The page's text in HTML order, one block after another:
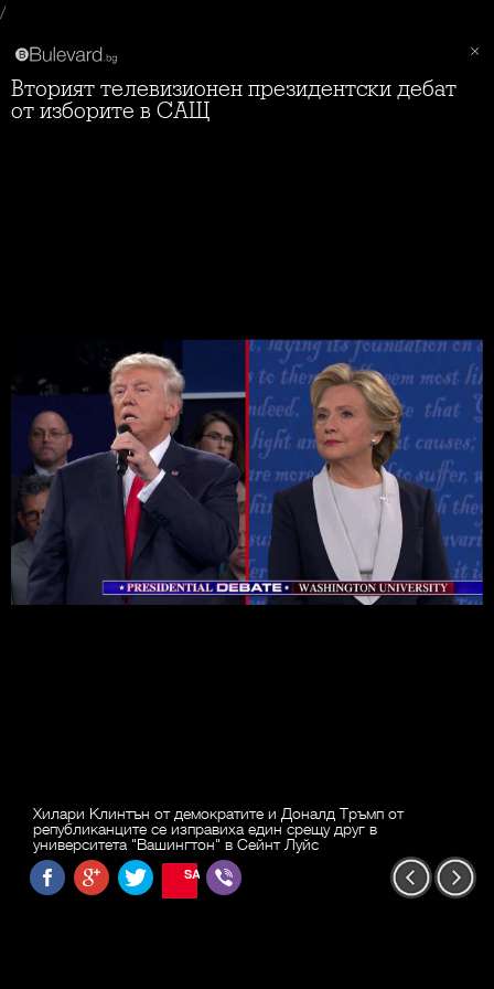
/
Вторият телевизионен президентски дебат
от изборите в САЩ
Хилари Клинтън от демократите и Доналд Тръмп от
републиканците се изправиха един срещу друг в
университета "Вашингтон" в Сейнт Луйс
SAVE